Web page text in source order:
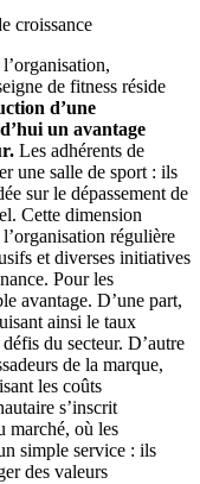
croissance
de fitness réside
d’une
un avantage
Les adhérents de
une salle de sport : ils
sur le dépassement de
Cette dimension
régulière
et diverses initiatives
Pour les
avantage. D’une part,
ainsi le taux
du secteur. D’autre
de la marque,
les coûts
s’inscrit
marché, où les
simple service : ils
des valeurs